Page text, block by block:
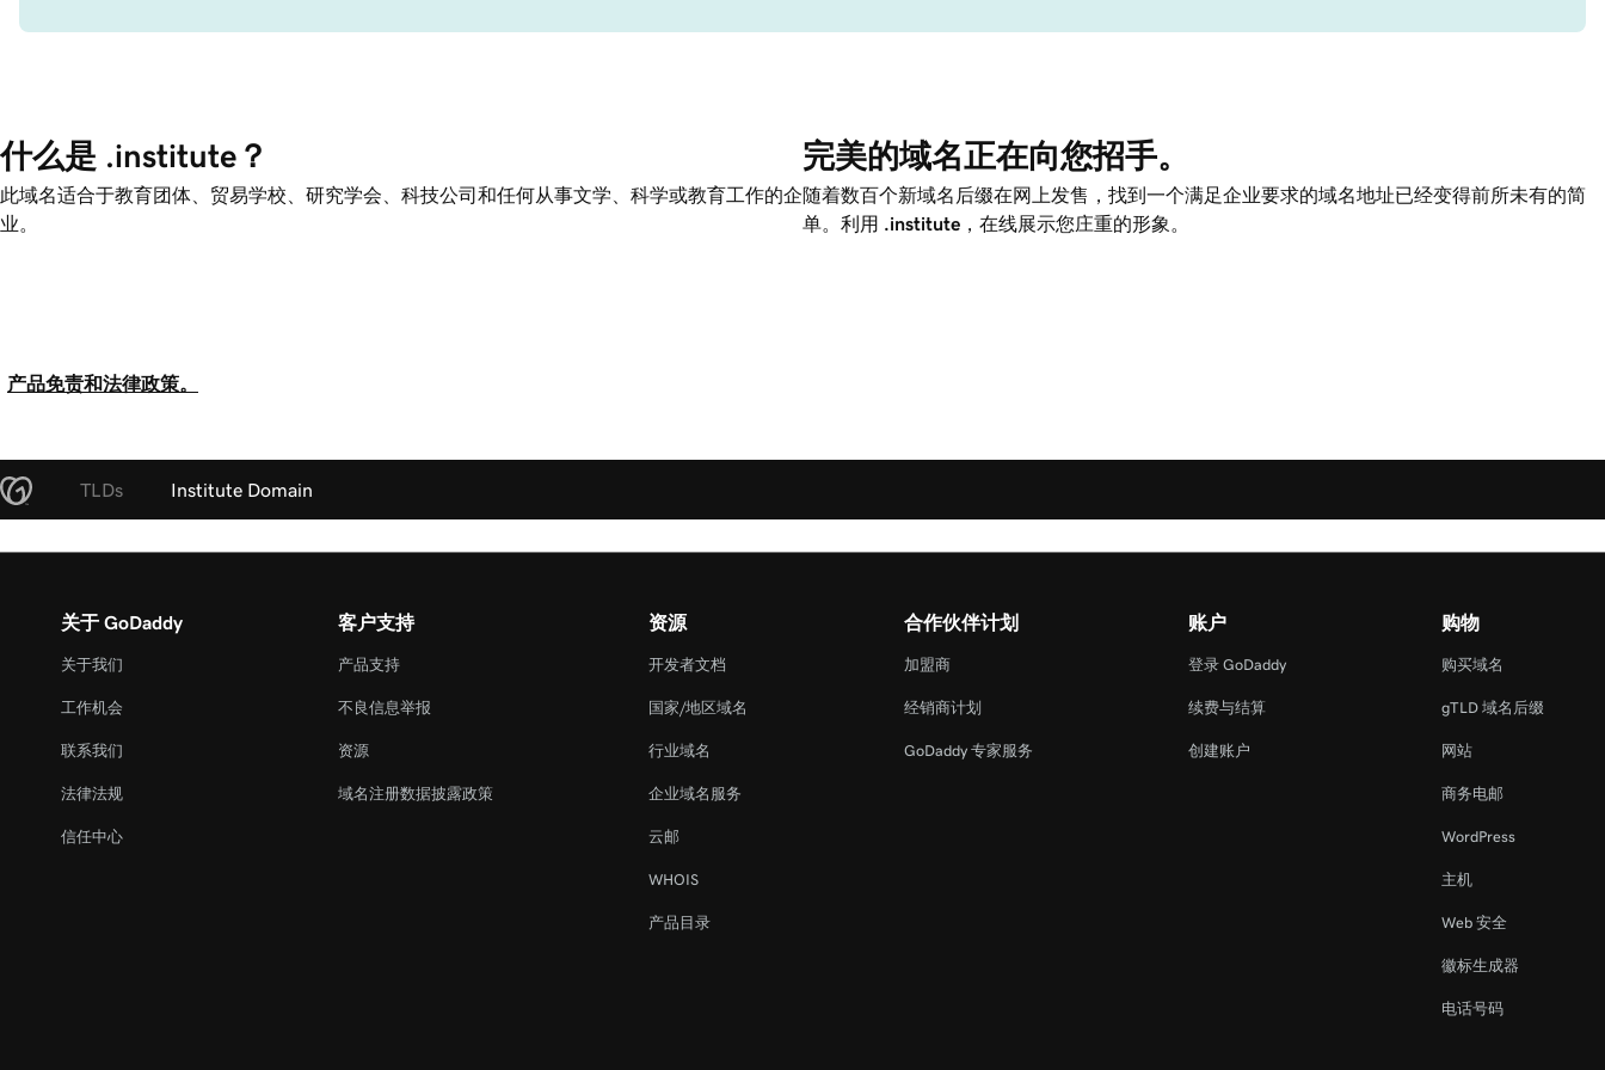
什么是 .institute？
此域名适合于教育团体、贸易学校、研究学会、科技公司和任何从事文学、科学或教育工作的企
业。
完美的域名正在向您招手。
随着数百个新域名后缀在网上发售，找到一个满足企业要求的域名地址已经变得前所未有的简
单。利用 .institute ，在线展示您庄重的形象。
产品免责和法律政策。
TLDs Institute Domain
关于 GoDaddy
关于我们
工作机会
联系我们
法律法规
信任中心
客户支持
产品支持
不良信息举报
资源
域名注册数据披露政策
资源
开发者文档
国家/地区域名
行业域名
企业域名服务
云邮
WHOIS
产品目录
合作伙伴计划
加盟商
经销商计划
GoDaddy 专家服务
账户
登录 GoDaddy
续费与结算
创建账户
购物
购买域名
gTLD 域名后缀
网站
商务电邮
WordPress
主机
Web 安全
徽标生成器
电话号码